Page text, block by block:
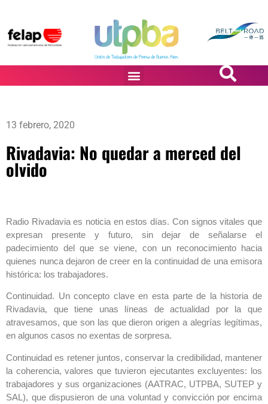
13 febrero, 2020
Rivadavia: No quedar a merced del
olvido
Radio Rivadavia es noticia en estos días. Con signos vitales que
expresan presente y futuro, sin dejar de señalarse el
padecimiento del que se viene, con un reconocimiento hacia
quienes nunca dejaron de creer en la continuidad de una emisora
histórica: los trabajadores.
Continuidad. Un concepto clave en esta parte de la historia de
Rivadavia, que tiene unas líneas de actualidad por la que
atravesamos, que son las que dieron origen a alegrías legítimas,
en algunos casos no exentas de sorpresa.
Continuidad es retener juntos, conservar la credibilidad, mantener
la coherencia, valores que tuvieron ejecutantes excluyentes: los
trabajadores y sus organizaciones (AATRAC, UTPBA, SUTEP y
SAL), que dispusieron de una voluntad y convicción por encima